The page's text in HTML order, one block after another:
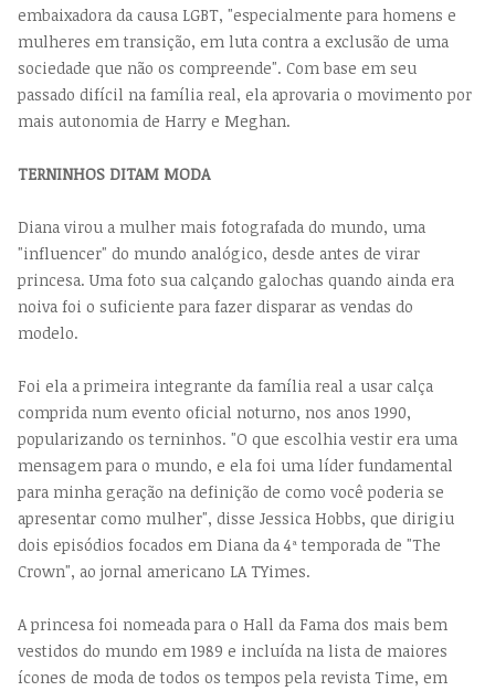
embaixadora da causa LGBT, "especialmente para homens e
mulheres em transição, em luta contra a exclusão de uma
sociedade que não os compreende". Com base em seu
passado difícil na família real, ela aprovaria o movimento por
mais autonomia de Harry e Meghan.
TERNINHOS DITAM MODA
Diana virou a mulher mais fotografada do mundo, uma
"influencer" do mundo analógico, desde antes de virar
princesa. Uma foto sua calçando galochas quando ainda era
noiva foi o suficiente para fazer disparar as vendas do
modelo.
Foi ela a primeira integrante da família real a usar calça
comprida num evento oficial noturno, nos anos 1990,
popularizando os terninhos. "O que escolhia vestir era uma
mensagem para o mundo, e ela foi uma líder fundamental
para minha geração na definição de como você poderia se
apresentar como mulher", disse Jessica Hobbs, que dirigiu
dois episódios focados em Diana da 4ª temporada de "The
Crown", ao jornal americano LA TYimes.
A princesa foi nomeada para o Hall da Fama dos mais bem
vestidos do mundo em 1989 e incluída na lista de maiores
ícones de moda de todos os tempos pela revista Time, em